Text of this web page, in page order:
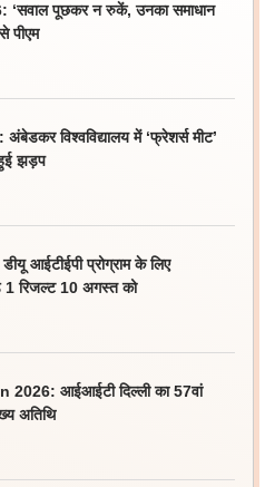
पूछकर न रुकें, उनका समाधान
पीएम
विश्वविद्यालय में ‘फ्रेशर्स मीट’
झड़प
आईटीईपी प्रोग्राम के लिए
1 रिजल्ट 10 अगस्त को
आईआईटी दिल्ली का 57वां
अतिथि